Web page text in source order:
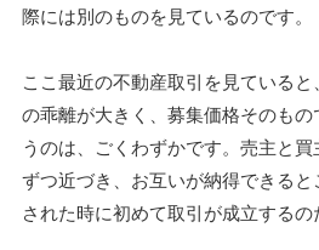
際には別のものを見ているのです。
ここ最近の不動産取引を見ている
の乖離が大きく、募集価格そのも
うのは、ごくわずかです。売主と
ずつ近づき、お互いが納得できる
された時に初めて取引が成立するの